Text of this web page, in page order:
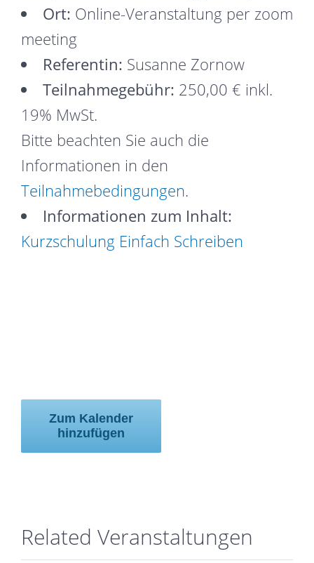
Ort: Online-Veranstaltung per zoom
meeting
Referentin: Susanne Zornow
Teilnahmegebühr: 250,00 € inkl.
19% MwSt.
Bitte beachten Sie auch die
Informationen in den
Teilnahmebedingungen.
Informationen zum Inhalt:
Kurzschulung Einfach Schreiben
Zum Kalender
hinzufügen
Related Veranstaltungen